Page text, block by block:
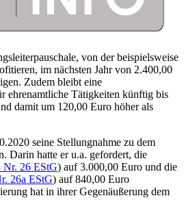
von der beispielsweise
im nächsten Jahr von 2.400,00
Zudem bleibt eine
ehrenamtliche Tätigkeiten künftig bis
damit um 120,00 Euro höher als
seine Stellungnahme zu dem
Darin hatte er u.a. gefordert, die
Nr. 26 EStG) auf 3.000,00 Euro und die
26a EStG) auf 840,00 Euro
hat in ihrer Gegenäußerung dem